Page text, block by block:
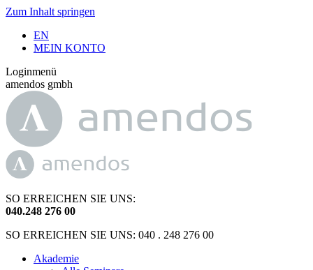
Zum Inhalt springen
EN
MEIN KONTO
Loginmenü
amendos gmbh
SO ERREICHEN SIE UNS:
040.248 276 00
SO ERREICHEN SIE UNS: 040 . 248 276 00
Akademie